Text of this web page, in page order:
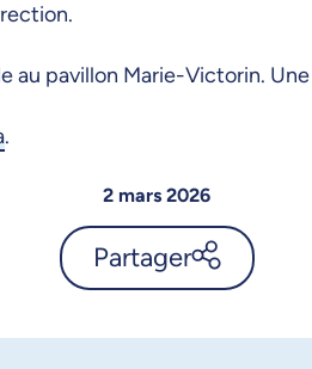
pavillon Marie-Victorin.
.
2 mars 2026
Partager
l’Université de Montréal -